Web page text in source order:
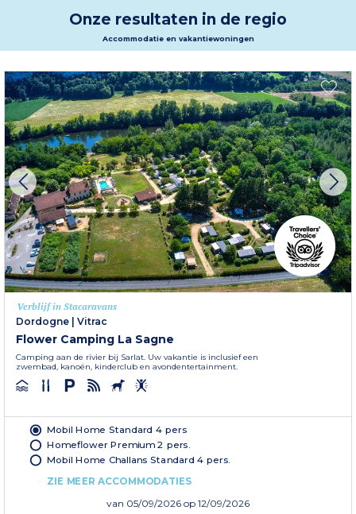
truffels, eekhoorntjesbrood en de beroemde Périgord walnoot. Met familie,
vrienden of geliefden: geniet van een zowel exotische als heerlijke reis!
Onze resultaten in de regio
Accommodatie en vakantiewoningen
Verblijf in Stacaravans
Dordogne
Vitrac
Flower Camping La Sagne
Camping aan de rivier bij Sarlat. Uw vakantie is inclusief een
zwembad, kanoën, kinderclub en avondentertainment.
Mobil Home Standard 4 pers
Homeflower Premium 2 pers.
Mobil Home Challans Standard 4 pers.
ZIE MEER ACCOMMODATIES
van 05/09/2026 op 12/09/2026